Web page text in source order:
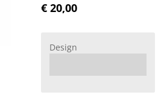
€ 20,00
Design